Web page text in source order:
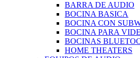
BARRA DE AUDIO
BOCINA BASICA
BOCINA CON
BOCINA PARA
BOCINAS
HOME THEATERS